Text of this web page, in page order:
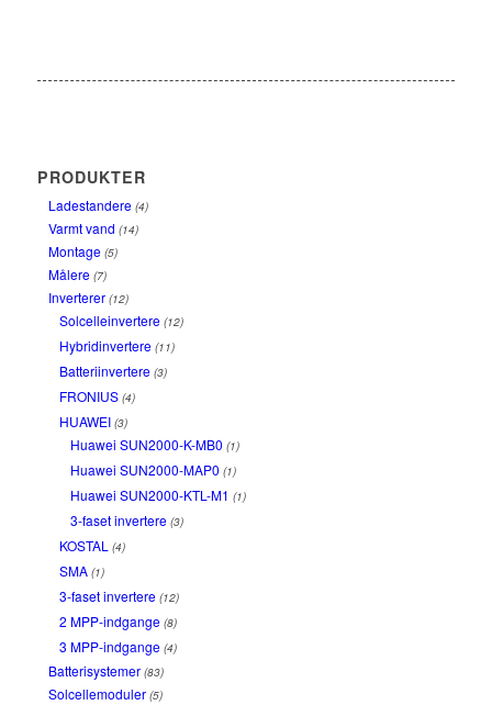
PRODUKTER
Ladestandere (4)
Varmt vand (14)
Montage (5)
Målere (7)
Inverterer (12)
Solcelleinvertere (12)
Hybridinvertere (11)
Batteriinvertere (3)
FRONIUS (4)
HUAWEI (3)
Huawei SUN2000-K-MB0 (1)
Huawei SUN2000-MAP0 (1)
Huawei SUN2000-KTL-M1 (1)
3-faset invertere (3)
KOSTAL (4)
SMA (1)
3-faset invertere (12)
2 MPP-indgange (8)
3 MPP-indgange (4)
Batterisystemer (83)
Solcellemoduler (5)